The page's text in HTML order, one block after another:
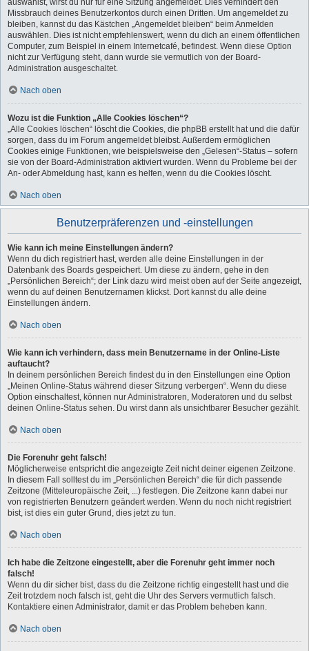
auswählst, wirst du nur für eine Sitzung angemeldet. Dies verhindert den
Missbrauch deines Benutzerkontos durch einen Dritten. Um angemeldet zu
bleiben, kannst du das Kästchen „Angemeldet bleiben“ beim Anmelden
auswählen. Dies ist nicht empfehlenswert, wenn du dich an einem öffentlichen
Computer, zum Beispiel in einem Internetcafé, befindest. Wenn diese Option
nicht zur Verfügung steht, dann wurde sie vermutlich von der Board-
Administration ausgeschaltet.
Nach oben
Wozu ist die Funktion „Alle Cookies löschen“?
„Alle Cookies löschen“ löscht die Cookies, die phpBB erstellt hat und die dafür
sorgen, dass du im Forum angemeldet bleibst. Außerdem ermöglichen
Cookies einige Funktionen, wie beispielsweise den „Gelesen“-Status – sofern
sie von der Board-Administration aktiviert wurden. Wenn du Probleme bei der
An- oder Abmeldung hast, kann es helfen, wenn du die Cookies löscht.
Nach oben
Benutzerpräferenzen und -einstellungen
Wie kann ich meine Einstellungen ändern?
Wenn du dich registriert hast, werden alle deine Einstellungen in der
Datenbank des Boards gespeichert. Um diese zu ändern, gehe in den
„Persönlichen Bereich“; der Link dazu wird meist oben auf der Seite angezeigt,
wenn du auf deinen Benutzernamen klickst. Dort kannst du alle deine
Einstellungen ändern.
Nach oben
Wie kann ich verhindern, dass mein Benutzername in der Online-Liste
auftaucht?
In deinem persönlichen Bereich findest du in den Einstellungen eine Option
„Meinen Online-Status während dieser Sitzung verbergen“. Wenn du diese
Option einschaltest, können nur Administratoren, Moderatoren und du selbst
deinen Online-Status sehen. Du wirst dann als unsichtbarer Besucher gezählt.
Nach oben
Die Forenuhr geht falsch!
Möglicherweise entspricht die angezeigte Zeit nicht deiner eigenen Zeitzone.
In diesem Fall solltest du im „Persönlichen Bereich“ die für dich passende
Zeitzone (Mitteleuropäische Zeit, ...) festlegen. Die Zeitzone kann dabei nur
von registrierten Benutzern geändert werden. Wenn du noch nicht registriert
bist, ist dies ein guter Grund, dies jetzt zu tun.
Nach oben
Ich habe die Zeitzone eingestellt, aber die Forenuhr geht immer noch
falsch!
Wenn du dir sicher bist, dass du die Zeitzone richtig eingestellt hast und die
Zeit trotzdem noch falsch ist, geht die Uhr des Servers vermutlich falsch.
Kontaktiere einen Administrator, damit er das Problem beheben kann.
Nach oben